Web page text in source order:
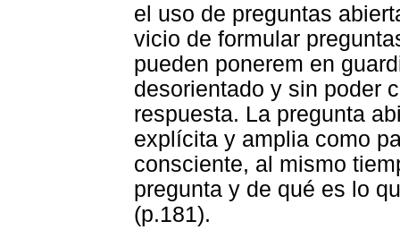
el uso de preguntas
vicio de formular
pueden ponerem en
desorientado y sin poder
respuesta. La pregunta
explícita y amplia como
consciente, al mismo
pregunta y de qué es lo
(p.181).